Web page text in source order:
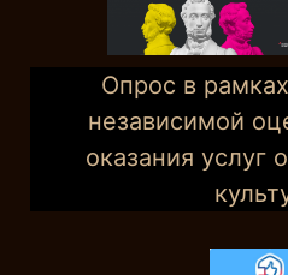
Опрос в
независимой
оказания услуг